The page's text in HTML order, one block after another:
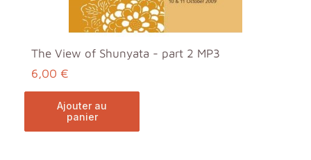
The View of Shunyata - part 2 MP3
6,00 €
ajouter au
panier